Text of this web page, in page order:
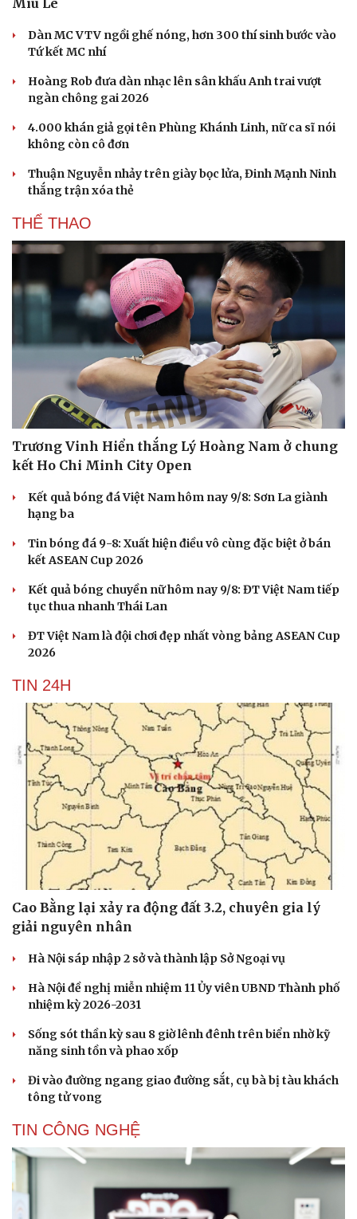
Săn Tour
Podcast
Câu chuyện thời sự
Đọc truyện đêm khuya
Cửa sổ tình yêu
Kể chuyện cho bé
Hạt giống tâm hồn
Miu Lê
Dàn MC VTV ngồi ghế nóng, hơn 300 thí sinh bước vào
Tứ kết MC nhí
Hoàng Rob đưa dàn nhạc lên sân khấu Anh trai vượt
ngàn chông gai 2026
4.000 khán giả gọi tên Phùng Khánh Linh, nữ ca sĩ nói
không còn cô đơn
Thuận Nguyễn nhảy trên giày bọc lửa, Đinh Mạnh Ninh
thắng trận xóa thẻ
THỂ THAO
Trương Vinh Hiển thắng Lý Hoàng Nam ở chung
kết Ho Chi Minh City Open
Kết quả bóng đá Việt Nam hôm nay 9/8: Sơn La giành
hạng ba
Tin bóng đá 9-8: Xuất hiện điều vô cùng đặc biệt ở bán
kết ASEAN Cup 2026
Kết quả bóng chuyền nữ hôm nay 9/8: ĐT Việt Nam tiếp
tục thua nhanh Thái Lan
ĐT Việt Nam là đội chơi đẹp nhất vòng bảng ASEAN Cup
2026
TIN 24H
Cao Bằng lại xảy ra động đất 3.2, chuyên gia lý
giải nguyên nhân
Hà Nội sáp nhập 2 sở và thành lập Sở Ngoại vụ
Hà Nội đề nghị miễn nhiệm 11 Ủy viên UBND Thành phố
nhiệm kỳ 2026-2031
Sống sót thần kỳ sau 8 giờ lênh đênh trên biển nhờ kỹ
năng sinh tồn và phao xốp
Đi vào đường ngang giao đường sắt, cụ bà bị tàu khách
tông tử vong
TIN CÔNG NGHỆ